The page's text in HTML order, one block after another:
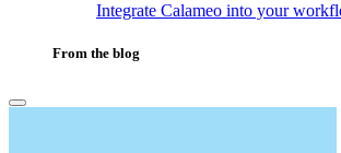
Integrate Calameo into your
From the blog